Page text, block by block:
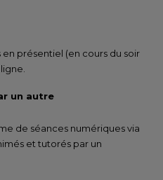
présentiel (en cours du soir
un autre
de séances numériques via
et tutorés par un